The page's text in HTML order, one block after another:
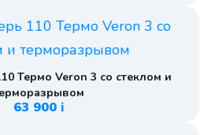
Термо Veron 3 со стеклом и
63 900 i